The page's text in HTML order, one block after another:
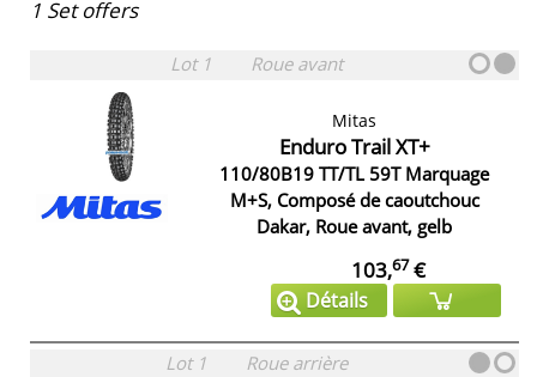
1 Set offers
Lot 1 Roue avant
Mitas
Enduro Trail XT+
110/80B19 TT/TL 59T Marquage
M+S, Composé de caoutchouc
Dakar, Roue avant, gelb
103,67€
Détails
Lot 1 Roue arrière